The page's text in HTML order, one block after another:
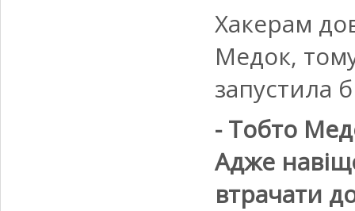
Хакерам
Медок,
запустила
- Тобто
Адже
втрачати